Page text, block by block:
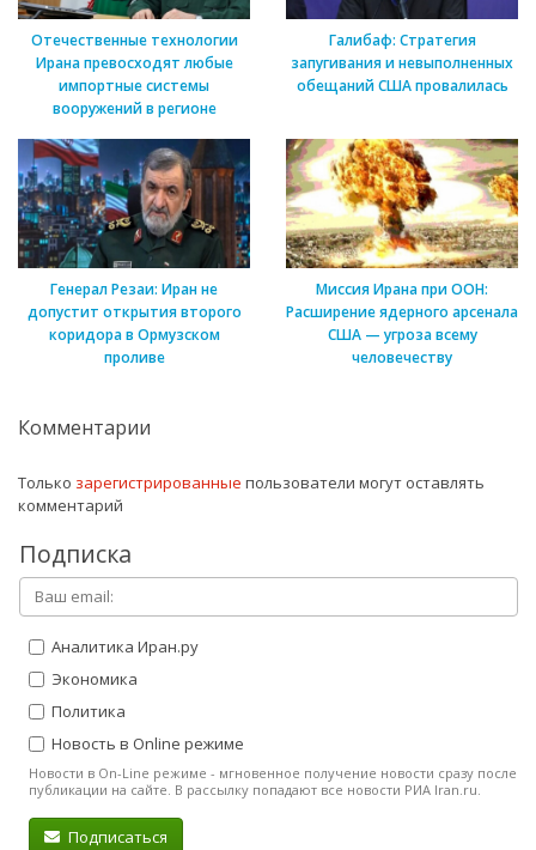
Отечественные технологии
Ирана превосходят любые
импортные системы
вооружений в регионе
Галибаф: Стратегия
запугивания и невыполненных
обещаний США провалилась
Генерал Резаи: Иран не
допустит открытия второго
коридора в Ормузском
проливе
Миссия Ирана при ООН:
Расширение ядерного арсенала
США — угроза всему
человечеству
Комментарии
Только зарегистрированные пользователи могут оставлять
комментарий
Подписка
Аналитика Иран.ру
Экономика
Политика
Новость в Online режиме
Новости в On-Line режиме - мгновенное получение новости сразу после
публикации на сайте. В рассылку попадают все новости РИА Iran.ru.
Подписаться